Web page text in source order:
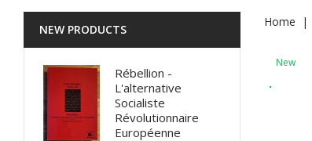
NEW PRODUCTS
Rébellion -
L'alternative
Socialiste
Révolutionnaire
Européenne
Home
New